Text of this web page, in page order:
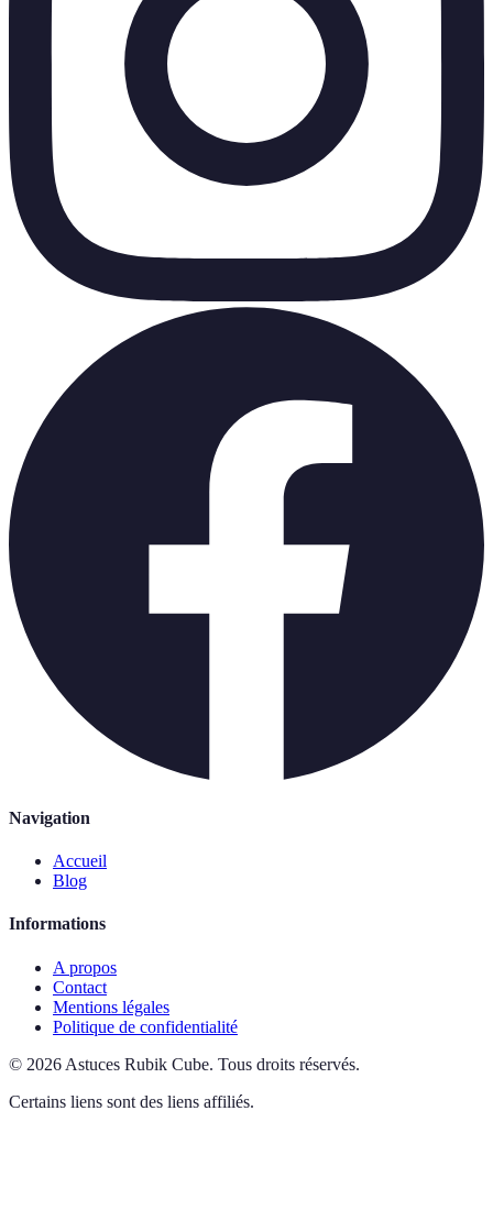
Navigation
Accueil
Blog
Informations
A propos
Contact
Mentions légales
Politique de confidentialité
© 2026 Astuces Rubik Cube. Tous droits réservés.
Certains liens sont des liens affiliés.